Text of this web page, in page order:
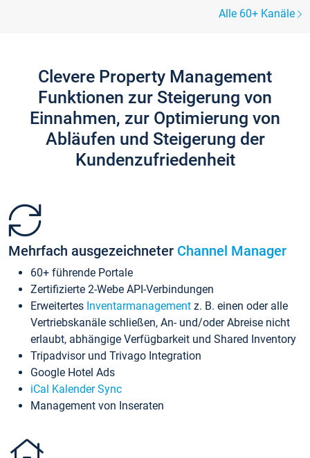
Alle 60+ Kanäle
Clevere Property Management
Funktionen zur Steigerung von
Einnahmen, zur Optimierung von
Abläufen und Steigerung der
Kundenzufriedenheit
Mehrfach ausgezeichneter Channel Manager
60+ führende Portale
Zertifizierte 2-Webe API-Verbindungen
Erweitertes Inventarmanagement z. B. einen oder alle
Vertriebskanäle schließen, An- und/oder Abreise nicht
erlaubt, abhängige Verfügbarkeit und Shared Inventory
Tripadvisor und Trivago Integration
Google Hotel Ads
iCal Kalender Sync
Management von Inseraten